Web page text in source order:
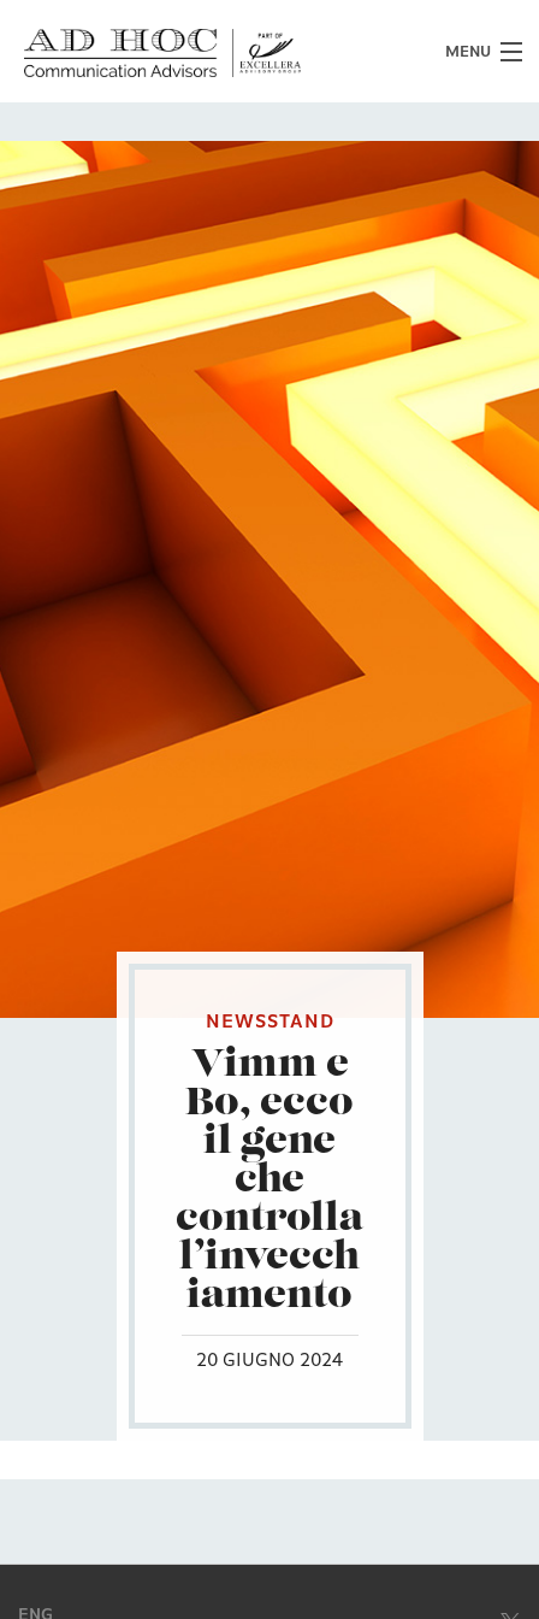
MENU
Chi siamo
Cosa facciamo
News
Clienti
Heritage
Lavora con noi
Contatti
Eng
NEWSSTAND
Vimm e
Bo, ecco
il gene
che
controlla
l’invecch
iamento
20 GIUGNO 2024
ENG